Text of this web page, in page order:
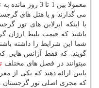
معمولا بین 1 تا 3
می گذارند و یا هتل های
یا اینکه ایرلاین های تور
باشند که قیمت بلیط ارزان
شما این شرایط را داشته
گویند. که فقط آژانس هایی
میتوانند در فصل های مختلف
پایین ارائه دهند که یکی از
که مجری اصلی تور گرجستان